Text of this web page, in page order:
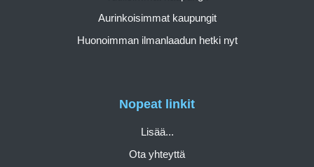
Nopeat linkit
Lisää...
Ota yhteyttä
Aurinkoisimmat kaupungit
Huonoimman ilmanlaadun hetki nyt